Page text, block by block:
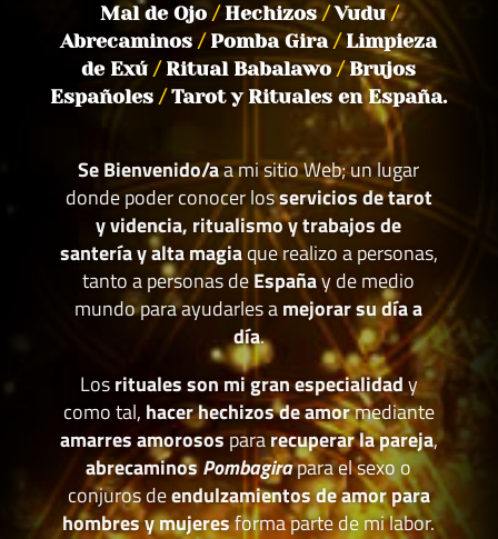
Mal de Ojo /Hechizos/Vudu/
Abrecaminos/Pomba Gira/Limpieza
de Exú/Ritual Babalawo/Brujos
Españoles/Tarot y Rituales en España.
Se Bienvenido/aa mi sitio Web; un lugar
donde poder conocer losservicios de tarot
y videncia, ritualismo y trabajos de
santería y alta magiaque realizo a personas,
tanto a personas deEspañay de medio
mundo para ayudarles amejorar su día a
día.
Losrituales son mi gran especialidady
como tal, hacer hechizos de amormediante
amarres amorosospararecuperar la pareja,
abrecaminosPombagirapara el sexo o
conjuros deendulzamientos de amor para
hombres y mujeresforma parte de mi labor.